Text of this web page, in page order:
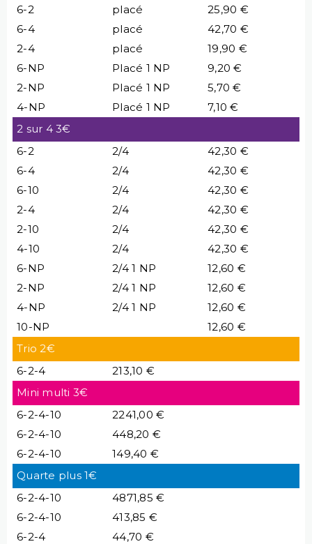
6-2 placé
25,90 €
6-4
placé
42,70 €
2-4
placé
19,90 €
6-NP
Placé 1 NP
9,20 €
2-NP
Placé 1 NP
5,70 €
4-NP
Placé 1 NP
7,10 €
2 sur 4 3€
6-2
2/4
42,30 €
6-4
2/4
42,30 €
6-10
2/4
42,30 €
2-4
2/4
42,30 €
2-10
2/4
42,30 €
4-10
2/4
42,30 €
6-NP
2/4 1 NP
12,60 €
2-NP
2/4 1 NP
12,60 €
4-NP
2/4 1 NP
12,60 €
10-NP
12,60 €
Trio 2€
6-2-4
213,10 €
Mini multi 3€
6-2-4-10
2241,00 €
6-2-4-10
448,20 €
6-2-4-10
149,40 €
Quarte plus 1€
6-2-4-10
4871,85 €
6-2-4-10
413,85 €
6-2-4
44,70 €